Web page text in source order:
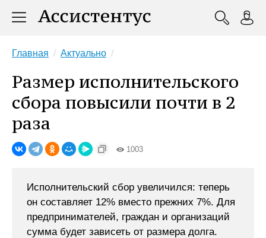
Главная Актуально
Размер исполнительского
сбора повысили почти в 2
раза
1003
Исполнительский сбор увеличился: теперь
он составляет 12% вместо прежних 7%. Для
предпринимателей, граждан и организаций
сумма будет зависеть от размера долга.